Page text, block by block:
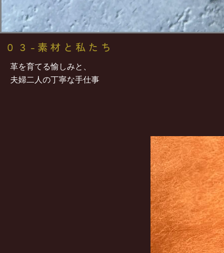
０３-素材と私たち
革を育てる愉しみと、
夫婦二人の丁寧な手仕事